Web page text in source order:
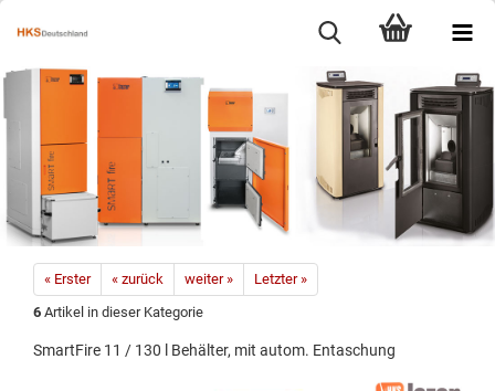
« Erster « zurück weiter »
Letzter »
6 Artikel in dieser Kategorie
SmartFire 11 / 130 l Behälter, mit autom. Entaschung